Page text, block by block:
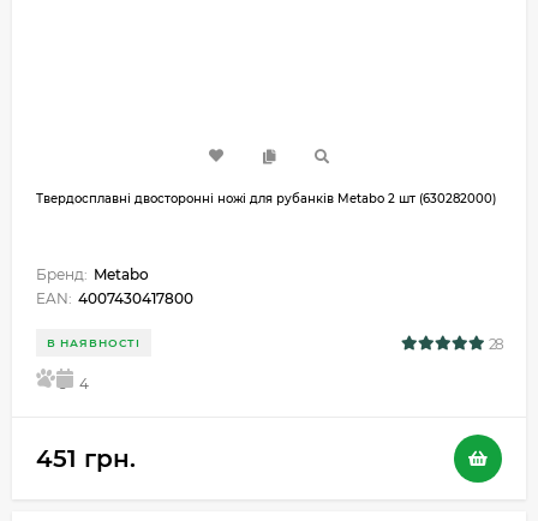
Твердосплавні двосторонні ножі для рубанків Metabo 2 шт (630282000)
Бренд: Metabo
EAN: 4007430417800
В НАЯВНОСТІ 28
5 4
451 грн.